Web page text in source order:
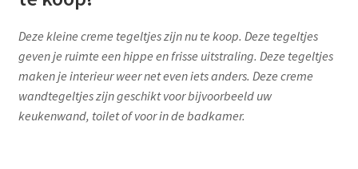
Deze kleine creme tegeltjes zijn nu te koop. Deze tegeltjes
geven je ruimte een hippe en frisse uitstraling. Deze tegeltjes
maken je interieur weer net even iets anders. Deze creme
wandtegeltjes zijn geschikt voor bijvoorbeeld uw
keukenwand, toilet of voor in de badkamer.